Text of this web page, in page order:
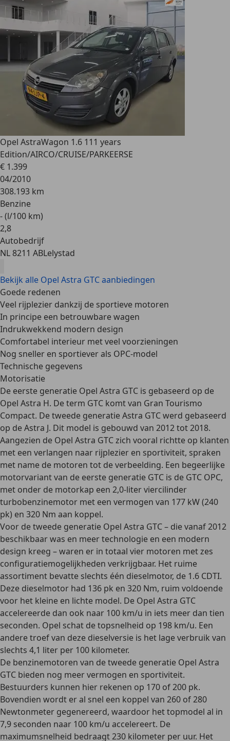
Opel AstraWagon 1.6 111 years
Edition/AIRCO/CRUISE/PARKEERSE
€ 1.399
04/2010
308.193 km
Benzine
- (l/100 km)
2,8
Autobedrijf
NL 8211 ABLelystad
Bekijk alle Opel Astra GTC aanbiedingen
Goede redenen
Veel rijplezier dankzij de sportieve motoren
In principe een betrouwbare wagen
Indrukwekkend modern design
Comfortabel interieur met veel voorzieningen
Nog sneller en sportiever als OPC-model
Technische gegevens
Motorisatie
De eerste generatie Opel Astra GTC is gebaseerd op de
Opel Astra H. De term GTC komt van Gran Tourismo
Compact. De tweede generatie Astra GTC werd gebaseerd
op de Astra J. Dit model is gebouwd van 2012 tot 2018.
Aangezien de Opel Astra GTC zich vooral richtte op klanten
met een verlangen naar rijplezier en sportiviteit, spraken
met name de motoren tot de verbeelding. Een begeerlijke
motorvariant van de eerste generatie GTC is de GTC OPC,
met onder de motorkap een 2,0-liter viercilinder
turbobenzinemotor met een vermogen van 177 kW (240
pk) en 320 Nm aan koppel.
Voor de tweede generatie Opel Astra GTC – die vanaf 2012
beschikbaar was en meer technologie en een modern
design kreeg – waren er in totaal vier motoren met zes
configuratiemogelijkheden verkrijgbaar. Het ruime
assortiment bevatte slechts één dieselmotor, de 1.6 CDTI.
Deze dieselmotor had 136 pk en 320 Nm, ruim voldoende
voor het kleine en lichte model. De Opel Astra GTC
accelereerde dan ook naar 100 km/u in iets meer dan tien
seconden. Opel schat de topsnelheid op 198 km/u. Een
andere troef van deze dieselversie is het lageverbruik van
slechts 4,1 liter per 100 kilometer.
De benzinemotoren van de tweede generatie Opel Astra
GTC bieden nog meer vermogen en sportiviteit.
Bestuurders kunnen hier rekenen op 170 of 200 pk.
Bovendien wordt er al snel een koppel van 260 of 280
Newtonmeter gegenereerd, waardoor het topmodel al in
7,9 seconden naar 100 km/u accelereert. De
maximumsnelheid bedraagt 230 kilometer per uur. Het